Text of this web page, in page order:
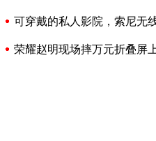
可穿戴的私人影院，索尼无
荣耀赵明现场摔万元折叠屏